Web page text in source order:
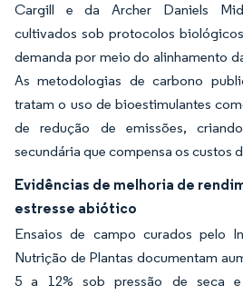
Cargill e da Archer Daniels
cultivados sob protocolos
demanda por meio do alinhamento
As metodologias de carbono
tratam o uso de bioestimulantes
de redução de emissões,
secundária que compensa os custos
Evidências de melhoria de
estresse abiótico
Ensaios de campo curados pelo
Nutrição de Plantas documentam
5 a 12% sob pressão de seca e